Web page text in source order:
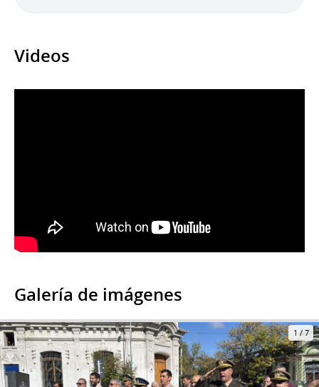
Videos
Galería de imágenes
1 /7